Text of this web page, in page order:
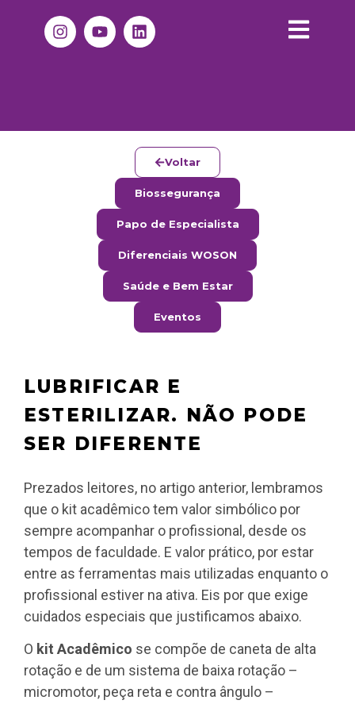
Voltar
Biossegurança
Papo de Especialista
Diferenciais WOSON
Saúde e Bem Estar
Eventos
LUBRIFICAR E
ESTERILIZAR. NÃO PODE
SER DIFERENTE
Prezados leitores, no artigo anterior, lembramos
que o kit acadêmico tem valor simbólico por
sempre acompanhar o profissional, desde os
tempos de faculdade. E valor prático, por estar
entre as ferramentas mais utilizadas enquanto o
profissional estiver na ativa. Eis por que exige
cuidados especiais que justificamos abaixo.
O kit Acadêmico se compõe de caneta de alta
rotação e de um sistema de baixa rotação –
micromotor, peça reta e contra ângulo –